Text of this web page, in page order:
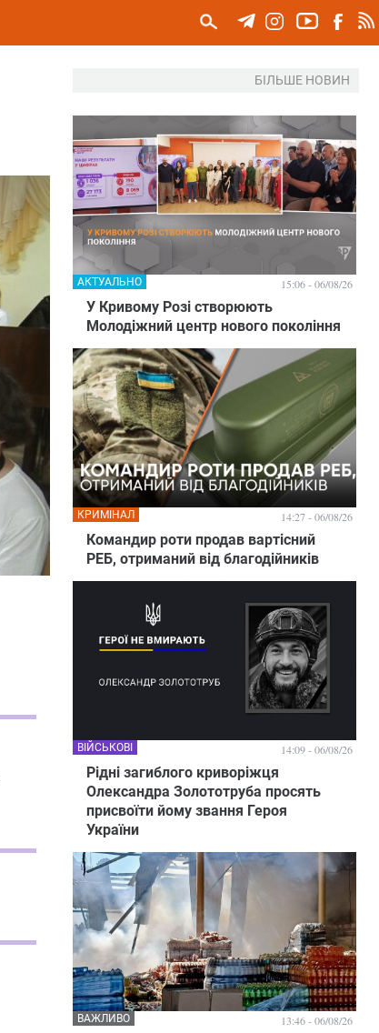
БІЛЬШЕ НОВИН
У Кривому Розі створюють
Молодіжний центр нового покоління
АКТУАЛЬНО 15:06 - 06/08/26
Командир роти продав вартісний
РЕБ, отриманий від благодійників
КРИМІНАЛ 14:27 - 06/08/26
Рідні загиблого криворіжця
Олександра Золототруба просять
присвоїти йому звання Героя
України
ВІЙСЬКОВІ 14:09 - 06/08/26
ВАЖЛИВО 13:46 - 06/08/26